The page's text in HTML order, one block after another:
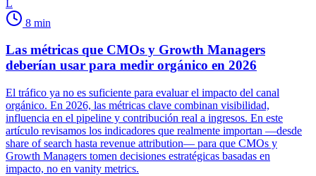
L
8 min
Las métricas que CMOs y Growth Managers
deberían usar para medir orgánico en 2026
El tráfico ya no es suficiente para evaluar el impacto del canal
orgánico. En 2026, las métricas clave combinan visibilidad,
influencia en el pipeline y contribución real a ingresos. En este
artículo revisamos los indicadores que realmente importan —desde
share of search hasta revenue attribution— para que CMOs y
Growth Managers tomen decisiones estratégicas basadas en
impacto, no en vanity metrics.